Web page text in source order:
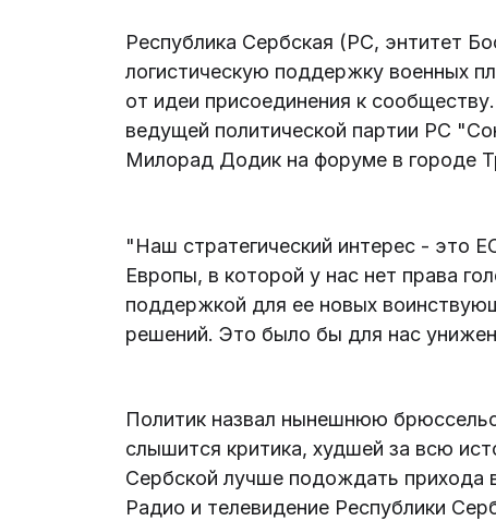
Республика Сербская (РС, энтитет
логистическую поддержку военных
от идеи присоединения к
ведущей политической партии РС
Милорад Додик на форуме в городе
"Наш стратегический интерес - это
Европы, в которой у нас нет права
поддержкой для ее новых
решений. Это было бы для нас
Политик назвал нынешнюю
слышится критика, худшей за всю
Сербской лучше подождать прихода
Радио и телевидение Республики